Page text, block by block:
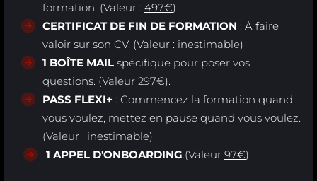
formation. (Valeur : 497€)
CERTIFICAT DE FIN DE FORMATION : À faire
valoir sur son CV. (Valeur : inestimable)
1 BOÎTE MAIL spécifique pour poser vos
questions. (Valeur 297€).
PASS FLEXI+ : Commencez la formation quand
vous voulez, mettez en pause quand vous voulez.
(Valeur : inestimable)
1 APPEL D'ONBOARDING.(Valeur 97€).